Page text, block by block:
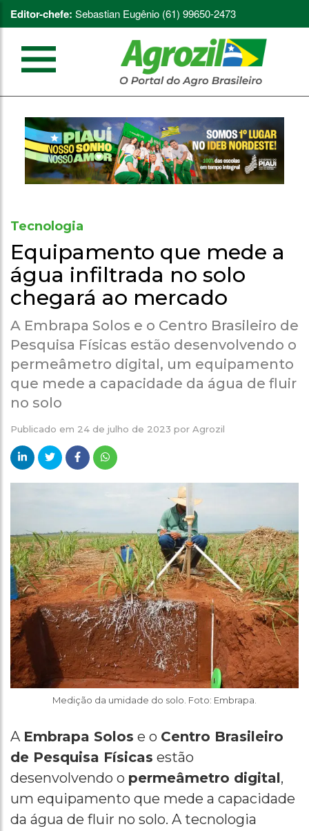
Editor-chefe: Sebastian Eugênio (61) 99650-2473
Tecnologia
Equipamento que mede a
água infiltrada no solo
chegará ao mercado
A Embrapa Solos e o Centro Brasileiro de
Pesquisa Físicas estão desenvolvendo o
permeâmetro digital, um equipamento
que mede a capacidade da água de fluir
no solo
Publicado em 24 de julho de 2023 por Agrozil
Medição da umidade do solo. Foto: Embrapa.
A Embrapa Solos e o Centro Brasileiro
de Pesquisa Físicas estão
desenvolvendo o permeâmetro digital ,
um equipamento que mede a capacidade
da água de fluir no solo. A tecnologia